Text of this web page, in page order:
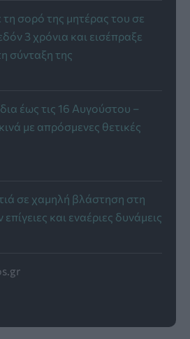
σορό της μητέρας του σε
3 χρόνια και εισέπραξε
σύνταξη της
έως τις 16 Αυγούστου –
με απρόσμενες θετικές
σε χαμηλή βλάστηση στη
και εναέριες δυνάμεις